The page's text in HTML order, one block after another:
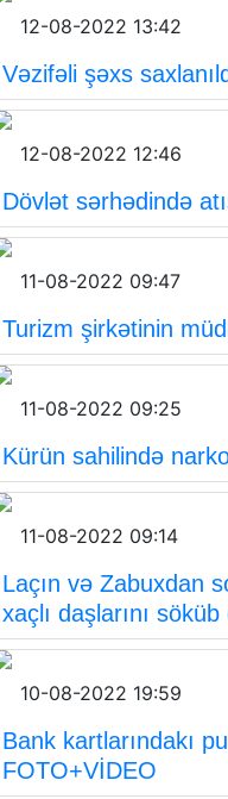
12-08-2022 13:42
Vəzifəli şəxs
12-08-2022 12:46
Dövlət sərhədində
11-08-2022 09:47
Turizm şirkətinin
11-08-2022 09:25
Kürün sahilində
11-08-2022 09:14
Laçın və Zabuxdan
xaçlı daşlarını
10-08-2022 19:59
Bank kartlarındakı
FOTO+VİDEO